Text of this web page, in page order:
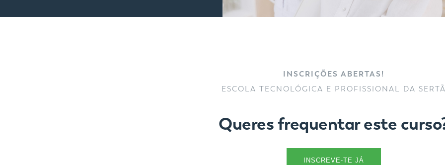
INSCRIÇÕES ABERTAS!
ESCOLA TECNOLÓGICA E PROFISSIONAL DA
Queres frequentar este
INSCREVE-TE JÁ